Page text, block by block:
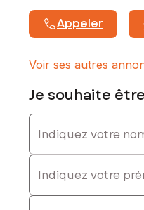
numéro 791 063 621
Appeler
Voir ses autres
Je souhaite
Indiquez votre nom
Indiquez votre prénom
E-mail